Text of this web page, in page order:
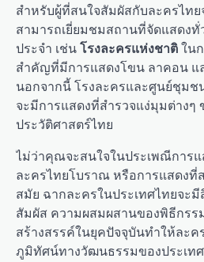
สำหรับผู้ที่สนใจสัมผัสกับละครไทย
สามารถเยี่ยมชมสถานที่จัดแสดงทั่
ประจำ เช่นโรงละครแห่งชาติใน
สำคัญที่มีการแสดงโขน ลาคอน แ
นอกจากนี้ โรงละครและศูนย์ชุมช
จะมีการแสดงที่สำรวจแง่มุมต่าง
ประวัติศาสตร์ไทย
ไม่ว่าคุณจะสนใจในประเพณีการ
ละครไทยโบราณ หรือการแสดงที่
สมัย ฉากละครในประเทศไทยจะ
สัมผัส ความผสมผสานของพิธีกร
สร้างสรรค์ในยุคปัจจุบันทำให้ละ
ภูมิทัศน์ทางวัฒนธรรมของประเทศ